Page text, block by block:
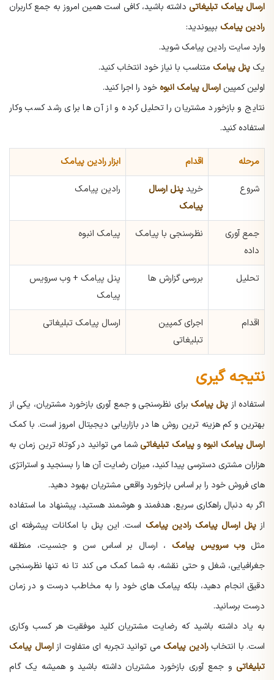
ارسال پیامک تبلیغاتیداشته باشید، کافی است همین امروز به جمع کاربران
رادین پیامک بپیوندید:
وارد سایت رادین پیامک شوید.
یک پنل پیامک متناسب با نیاز خود انتخاب کنید.
اولین کمپین ارسال پیامک انبوهخود را اجرا کنید.
نتایج و بازخورد مشتریان را تحلیل کرده و از آن ها برای رشد کسب وکار
استفاده کنید.
مرحله اقدام ابزار رادین پیامک
شروع خریدپنل ارسال
پیامک
رادین پیامک
جمع آوری
داده
نظرسنجی با پیامک پیامک انبوه
تحلیل بررسی گزارش ها
پنل پیامک + وب سرویس
پیامک
اقدام
اجرای کمپین
تبلیغاتی
ارسال پیامک تبلیغاتی
نتیجه گیری
استفاده از پنل پیامک برای نظرسنجی و جمع آوری بازخورد مشتریان، یکی از
بهترین و کم هزینه ترین روش ها در بازاریابی دیجیتال امروز است. با کمک
ارسال پیامک انبوهوپیامک تبلیغاتیشما می توانید در کوتاه ترین زمان به
هزاران مشتری دسترسی پیدا کنید، میزان رضایت آن ها را بسنجید و استراتژی
های فروش خود را بر اساس بازخورد واقعی مشتریان بهبود دهید.
اگر به دنبال راهکاری سریع، هدفمند و هوشمند هستید، پیشنهاد ما استفاده
ازپنل ارسال پیامک رادین پیامک است. این پنل با امکانات پیشرفته ای
مثلوب سرویس پیامک ، ارسال بر اساس سن و جنسیت، منطقه
جغرافیایی، شغل و حتی نقشه، به شما کمک می کند تا نه تنها نظرسنجی
دقیق انجام دهید، بلکه پیامک های خود را به مخاطب درست و در زمان
درست برسانید.
به یاد داشته باشید که رضایت مشتریان کلید موفقیت هر کسب وکاری
است. با انتخابرادین پیامک می توانید تجربه ای متفاوت ازارسال پیامک
تبلیغاتی و جمع آوری بازخورد مشتریان داشته باشید و همیشه یک گام